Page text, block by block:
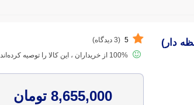
5 (3 دیدگاه)
8,655,000 تومان